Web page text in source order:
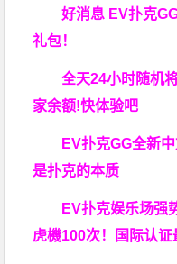
好消息 EV扑克
礼包！
全天24小时随机
家余额!快体验吧
EV扑克GG全新
是扑克的本质
EV扑克娱乐场强
虎機100次！国际认证